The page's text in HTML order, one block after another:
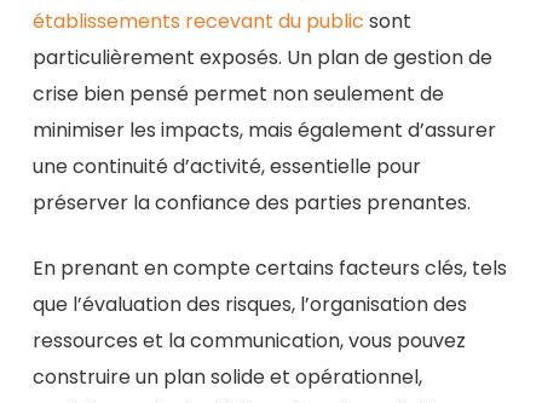
établissements recevant du public sont
particulièrement exposés. Un plan de gestion de
crise bien pensé permet non seulement de
minimiser les impacts, mais également d’assurer
une continuité d’activité, essentielle pour
préserver la confiance des parties prenantes.
En prenant en compte certains facteurs clés, tels
que l’évaluation des risques, l’organisation des
ressources et la communication, vous pouvez
construire un plan solide et opérationnel,